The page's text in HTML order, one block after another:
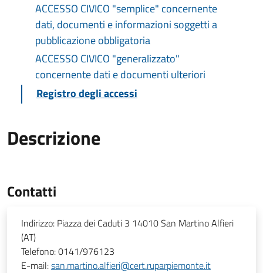
ACCESSO CIVICO "semplice" concernente
dati, documenti e informazioni soggetti a
pubblicazione obbligatoria
ACCESSO CIVICO "generalizzato"
concernente dati e documenti ulteriori
Registro degli accessi
Descrizione
Contatti
Indirizzo: Piazza dei Caduti 3 14010 San Martino Alfieri
(AT)
Telefono:0141/976123
E-mail:san.martino.alfieri@cert.ruparpiemonte.it